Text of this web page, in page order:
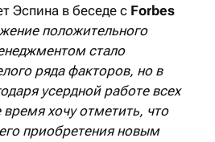
Эспина в беседе с Forbes
положительного
стало
ряда факторов, но в
усердной работе всех
хочу отметить, что
приобретения новым